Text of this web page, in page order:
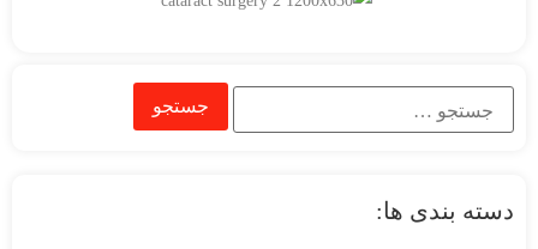
دسته بندی ها: